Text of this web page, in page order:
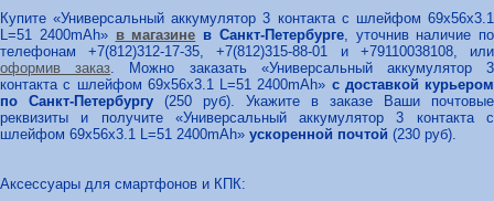
Купите «Универсальный аккумулятор 3 контакта с шлейфом 69x56x3.1
L=51 2400mAh» в магазине в Санкт-Петербурге, уточнив наличие по
телефонам +7(812)312-17-35, +7(812)315-88-01 и +79110038108, или
оформив заказ . Можно заказать «Универсальный аккумулятор 3
контакта с шлейфом 69x56x3.1 L=51 2400mAh» с доставкой курьером
по Санкт-Петербургу (250 руб). Укажите в заказе Ваши почтовые
реквизиты и получите «Универсальный аккумулятор 3 контакта с
шлейфом 69x56x3.1 L=51 2400mAh» ускоренной почтой (230 руб).
Аксессуары для смартфонов и КПК: